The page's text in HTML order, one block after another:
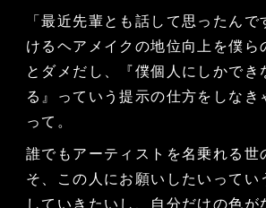
「最近先輩とも話して思ったんで
けるヘアメイクの地位向上を僕ら
とダメだし、『僕個人にしかでき
る』っていう提示の仕方をしなき
って。
誰でもアーティストを名乗れる世
そ、この人にお願いしたいってい
していきたいし、自分だけの色が